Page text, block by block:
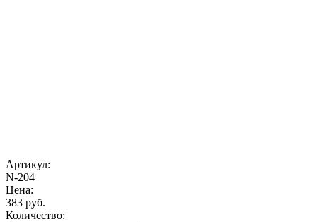
Артикул:
N-204
Цена:
383 руб.
Количество: